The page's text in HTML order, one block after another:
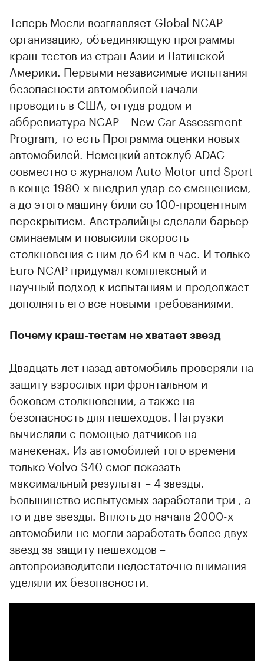
Теперь Мосли возглавляет Global NCAP –
организацию, объединяющую программы
краш-тестов из стран Азии и Латинской
Америки. Первыми независимые испытания
безопасности автомобилей начали
проводить в США, оттуда родом и
аббревиатура NCAP – New Car Assessment
Program, то есть Программа оценки новых
автомобилей. Немецкий автоклуб ADAC
совместно с журналом Auto Motor und Sport
в конце 1980-х внедрил удар со смещением,
а до этого машину били со 100-процентным
перекрытием. Австралийцы сделали барьер
сминаемым и повысили скорость
столкновения с ним до 64 км в час. И только
Euro NCAP придумал комплексный и
научный подход к испытаниям и продолжает
дополнять его все новыми требованиями.
00:00 / 00:00
Почему краш-тестам не хватает звезд
Двадцать лет назад автомобиль проверяли на
защиту взрослых при фронтальном и
боковом столкновении, а также на
безопасность для пешеходов. Нагрузки
вычисляли с помощью датчиков на
манекенах. Из автомобилей того времени
только Volvo S40 смог показать
максимальный результат – 4 звезды.
Большинство испытуемых заработали три , а
то и две звезды. Вплоть до начала 2000-х
автомобили не могли заработать более двух
звезд за защиту пешеходов –
автопроизводители недостаточно внимания
уделяли их безопасности.